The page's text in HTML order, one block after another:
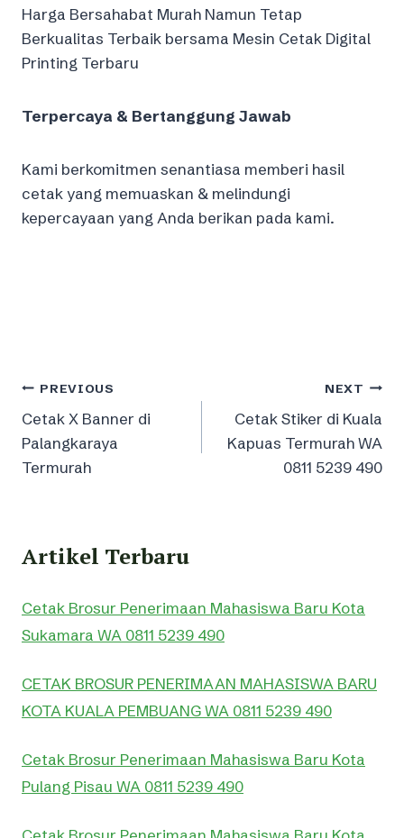
Harga Bersahabat Murah Namun Tetap
Berkualitas Terbaik bersama Mesin Cetak Digital
Printing Terbaru
Terpercaya & Bertanggung Jawab
Kami berkomitmen senantiasa memberi hasil
cetak yang memuaskan & melindungi
kepercayaan yang Anda berikan pada kami.
Post
navigation
PREVIOUS
Cetak X Banner di
Palangkaraya
Termurah
NEXT
Cetak Stiker di Kuala
Kapuas Termurah WA
0811 5239 490
Artikel Terbaru
Cetak Brosur Penerimaan Mahasiswa Baru Kota
Sukamara WA 0811 5239 490
CETAK BROSUR PENERIMAAN MAHASISWA BARU
KOTA KUALA PEMBUANG WA 0811 5239 490
Cetak Brosur Penerimaan Mahasiswa Baru Kota
Pulang Pisau WA 0811 5239 490